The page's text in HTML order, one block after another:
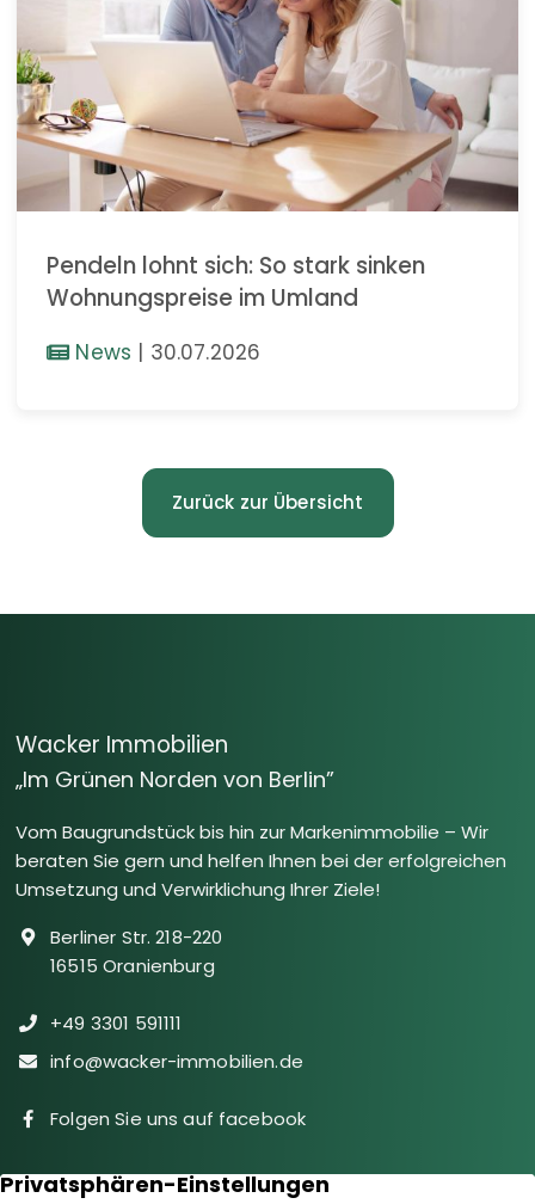
Pendeln lohnt sich: So stark sinken
Wohnungspreise im Umland
News | 30.07.2026
Zurück zur Übersicht
Wacker Immobilien
„Im Grünen Norden von Berlin”
Vom Baugrundstück bis hin zur Markenimmobilie – Wir
beraten Sie gern und helfen Ihnen bei der erfolgreichen
Umsetzung und Verwirklichung Ihrer Ziele!
Berliner Str. 218-220
16515 Oranienburg
+49 3301 591111
info@wacker-immobilien.de
Folgen Sie uns auf facebook
Immobilien Downloads